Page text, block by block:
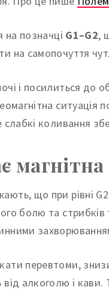
на позначці G1–G2,
на самопочуття
і посилиться до
ситуація
слабкі коливання
магнітна
що при рівні
болю та
перевтоми,
від алкоголю і